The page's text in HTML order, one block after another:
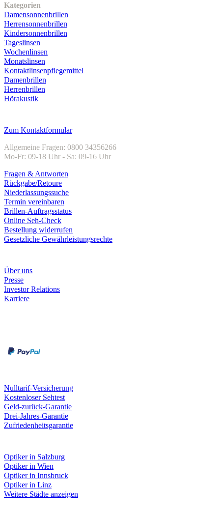
Kategorien
Damensonnenbrillen
Herrensonnenbrillen
Kindersonnenbrillen
Tageslinsen
Wochenlinsen
Monatslinsen
Kontaktlinsenpflegemittel
Damenbrillen
Herrenbrillen
Hörakustik
Zum Kontaktformular
Allgemeine Fragen: 0800 34356266
Mo-Fr: 09-18 Uhr - Sa: 09-16 Uhr
Fragen & Antworten
Rückgabe/Retoure
Niederlassungssuche
Termin vereinbaren
Brillen-Auftragsstatus
Online Seh-Check
Bestellung widerrufen
Gesetzliche Gewährleistungsrechte
Über uns
Presse
Investor Relations
Karriere
Nulltarif-Versicherung
Kostenloser Sehtest
Geld-zurück-Garantie
Drei-Jahres-Garantie
Zufriedenheitsgarantie
Optiker in Salzburg
Optiker in Wien
Optiker in Innsbruck
Optiker in Linz
Weitere Städte anzeigen